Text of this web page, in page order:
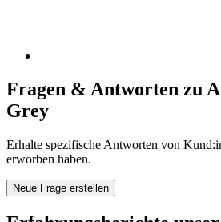
Fragen & Antworten zu
Grey
Erhalte spezifische Antworten von
erworben haben.
Neue Frage erstellen